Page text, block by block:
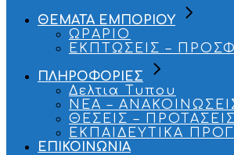
ΘΕΜΑΤΑ ΕΜΠΟΡΙΟΥ
ΩΡΑΡΙΟ
ΕΚΠΤΩΣΕΙΣ –
ΠΛΗΡΟΦΟΡΙΕΣ
Δελτια Τυπου
ΝΕΑ –
ΘΕΣΕΙΣ – ΠΡΟΤΑΣΕΙΣ
ΕΚΠΑΙΔΕΥΤΙΚΑ
ΕΠΙΚΟΙΝΩΝΙΑ